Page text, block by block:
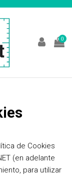
0
de Cookies
(en adelante
para utilizar